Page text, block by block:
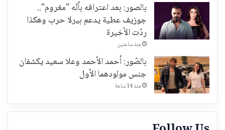
بالصور: بعد اعترافه بأنّه "مغروم"..
جوزيف عطية يدعم بيرلا حرب وهكذا
ردّت الأخيرة
منذ ساعتين
بالصّور: أحمد الأحمد وعلا سعيد يكشفان
جنس مولودهما الأول
منذ 14 ساعة